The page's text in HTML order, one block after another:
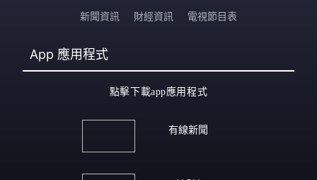
新聞資訊 財經資訊 電視節目表
App 應用程式
點擊下載app應用程式
有線新聞